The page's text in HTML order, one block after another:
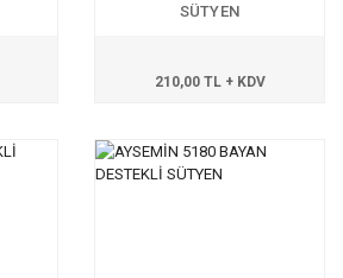
SÜTYEN
210,00 TL + KDV